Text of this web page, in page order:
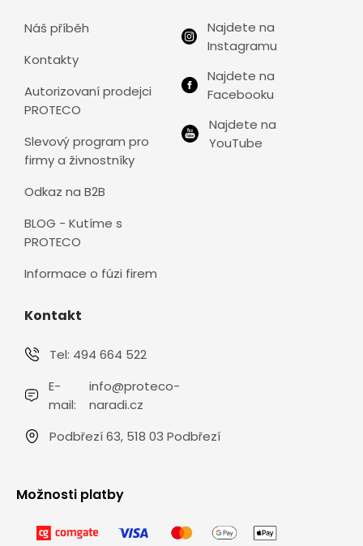
Náš příběh
Kontakty
Autorizovaní prodejci
PROTECO
Slevový program pro
firmy a živnostníky
Odkaz na B2B
BLOG - Kutíme s
PROTECO
Informace o fúzi firem
Najdete na
Instagramu
Najdete na
Facebooku
Najdete na
YouTube
Kontakt
Tel: 494 664 522
E-
mail:
info@proteco-
naradi.cz
Podbřezí 63, 518 03 Podbřezí
Možnosti platby